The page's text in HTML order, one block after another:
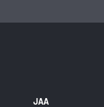
JAA